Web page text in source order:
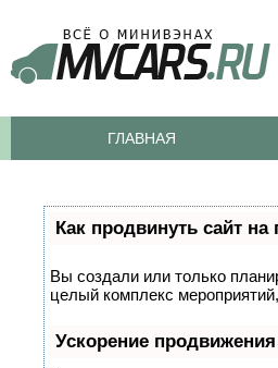
ГЛАВНАЯ
Как продвинуть сайт
Вы создали или только
целый комплекс
Ускорение продвижения